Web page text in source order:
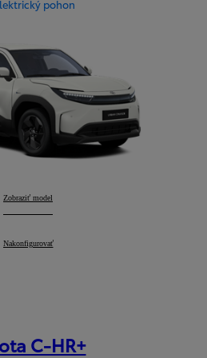
pohon
Urban Cruiser:
Zobraziť model
Urban Cruiser:
Nakonfigurovať
C-HR+